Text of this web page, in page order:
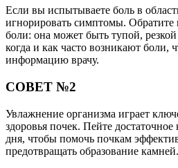
Если вы испытываете боль в
игнорировать симптомы. Обратите
боли: она может быть тупой,
когда и как часто возникают боли,
информацию врачу.
СОВЕТ №2
Увлажнение организма играет
здоровья почек. Пейте
дня, чтобы помочь почкам
предотвращать образование камней.